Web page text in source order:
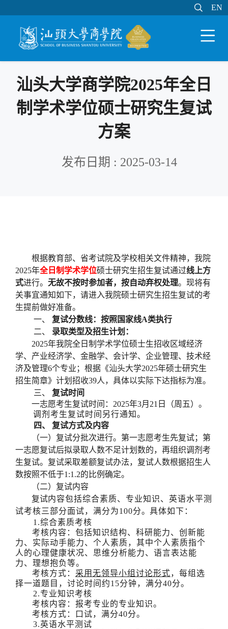
 EN
 EN

汕头大学商学院2025年全日
制学术学位硕士研究生复试
方案
发布日期 : 2025-03-14
根据教育部、省考试院及学校相关文件精神， 我院
2025年全日制学术学位硕士研究生招生复试通过线上方
式进行。 无故不按时参加者，按自动弃权处理。 现将有
关事宜通知如下，请进入我院硕士研究生招生复试的考
生提前做好准备。
一、 复试分数线： 按照国家线A类执行
二、 录取类型及招生计划 ：
2025年我院全日制学术学位硕士生招收区域经济
学、产业经济学、金融学、会计学、企业管理、技术经
济及管理6个专业；根据《汕头大学2025年硕士研究生
招生简章》计划招收39人，具体以实际下达指标为准。
三、 复试时间
一志愿考生复试时间： 2025年3月 21 日（周五）。
调剂考生复试时间另行通知。
四、 复试方式及内容
（一）复试分批次进行。第一志愿考生先复试；第
一志愿复试后拟录取人数不足计划数的，再组织调剂考
生复试。复试采取差额复试办法，复试人数根据招生人
数按照不低于1:1.2的比例确定。
（二） 复试内容
复试内容包括综合素质、专业知识、英语水平测
试考核三部分面试，满分为100分。 具体如下：
1.综合素质考核
考核内容：包括知识结构、科研能力、创新能
力、实际动手能力、个人素质，其中个人素质指个
人的心理健康状况、思维分析能力、语言表达能
力、理想抱负等。
考核方式： 采用无领导小组讨论形式，每组选
择一道题目，讨论时间约1 5分钟，满分40分。
2.专业知识考核
考核内容：报考专业的专业知识。
考核方式：口试，满分40分。
3.英语水平测试